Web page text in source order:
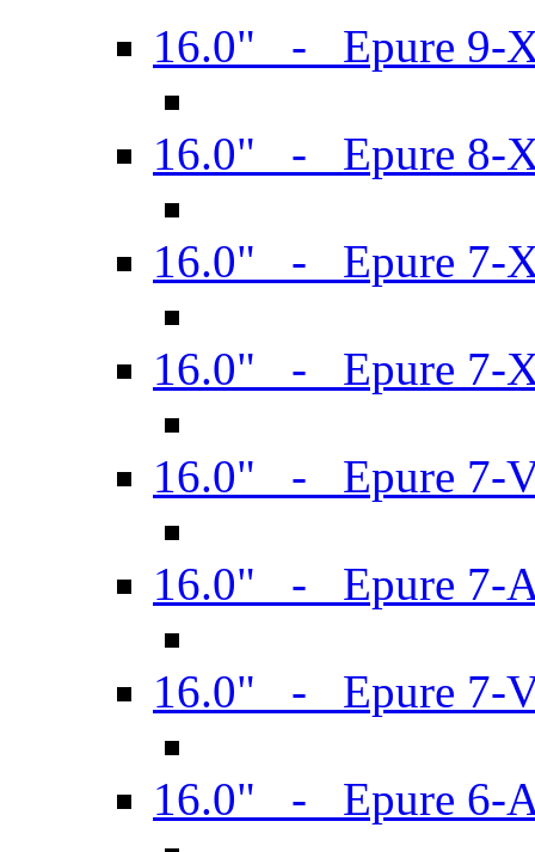
16.0" - Epure 9-
16.0" - Epure 8-
16.0" - Epure 7-
16.0" - Epure 7-
16.0" - Epure 7-
16.0" - Epure 7-
16.0" - Epure 7-
16.0" - Epure 6-